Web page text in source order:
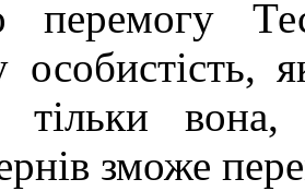
перемогу
особистість,
вона,
зможе